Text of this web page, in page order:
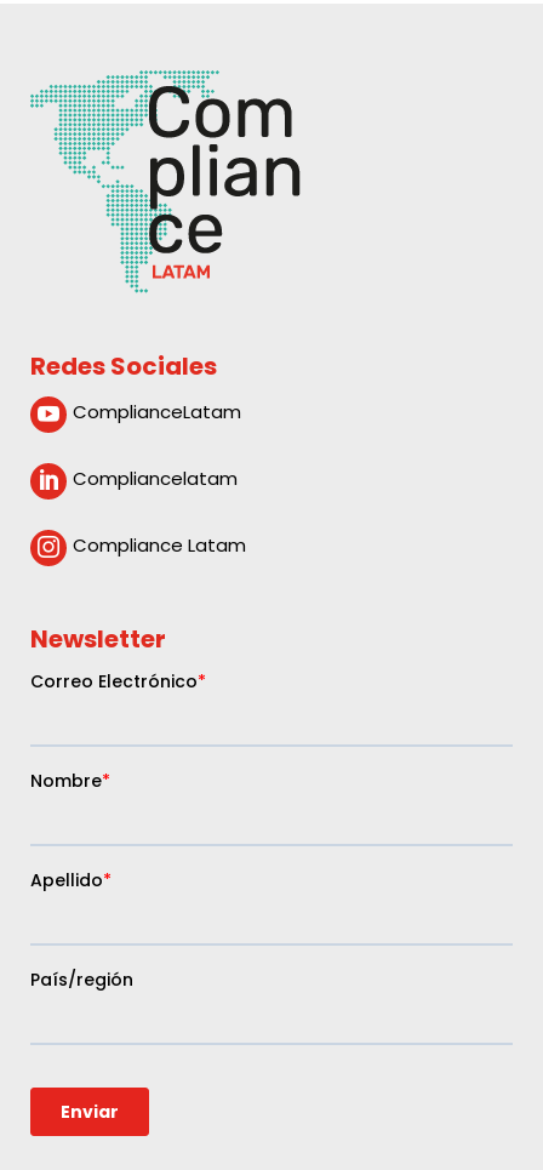
Redes Sociales
 ComplianceLatam
 Compliancelatam
 Compliance Latam
Newsletter